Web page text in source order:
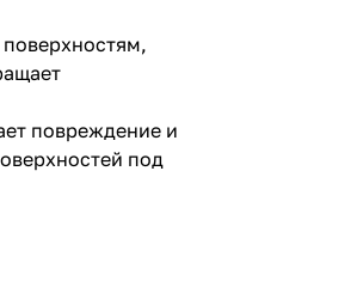
поверхностям,
повреждение и
под